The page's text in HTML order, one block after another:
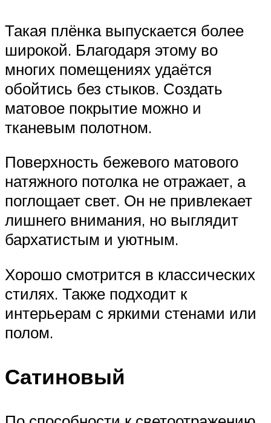
Такая плёнка выпускается более
широкой. Благодаря этому во
многих помещениях удаётся
обойтись без стыков. Создать
матовое покрытие можно и
тканевым полотном.
Поверхность бежевого матового
натяжного потолка не отражает, а
поглощает свет. Он не привлекает
лишнего внимания, но выглядит
бархатистым и уютным.
Хорошо смотрится в классических
стилях. Также подходит к
интерьерам с яркими стенами или
полом.
Сатиновый